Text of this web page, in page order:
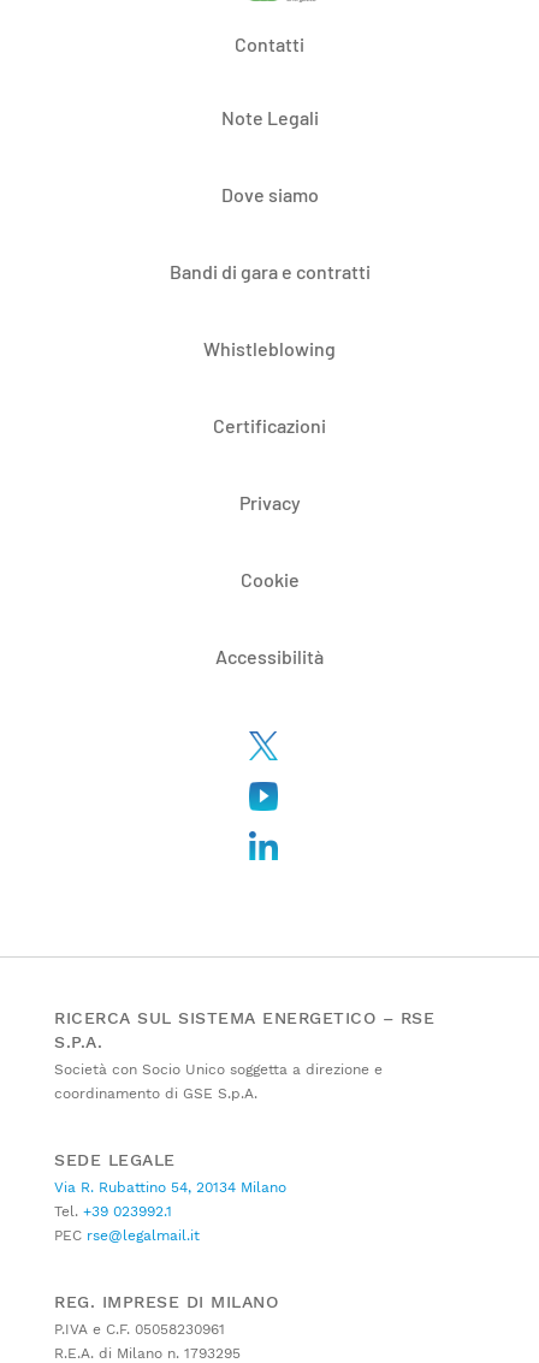
Contatti
Note Legali
Dove siamo
Bandi di gara e contratti
Whistleblowing
Certificazioni
Privacy
Cookie
Accessibilità
RICERCA SUL SISTEMA ENERGETICO – RSE
S.P.A.
Società con Socio Unico soggetta a direzione e
coordinamento di GSE S.p.A.
SEDE LEGALE
Via R. Rubattino 54, 20134 Milano
Tel. +39 023992.1
PEC rse@legalmail.it
REG. IMPRESE DI MILANO
P.IVA e C.F. 05058230961
R.E.A. di Milano n. 1793295